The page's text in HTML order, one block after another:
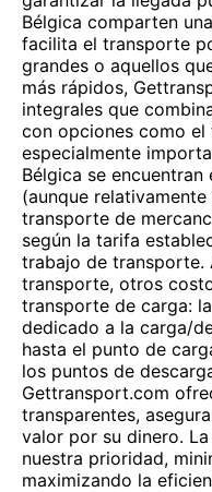
Bélgica comparten
facilita el transporte
grandes o aquellos
más rápidos,
integrales que
con opciones como
especialmente
Bélgica se
(aunque
transporte de
según la tarifa
trabajo de transporte.
transporte, otros
transporte de carga:
dedicado a la carga/
hasta el punto de
los puntos de
Gettransport.com
transparentes,
valor por su dinero.
nuestra prioridad,
maximizando la